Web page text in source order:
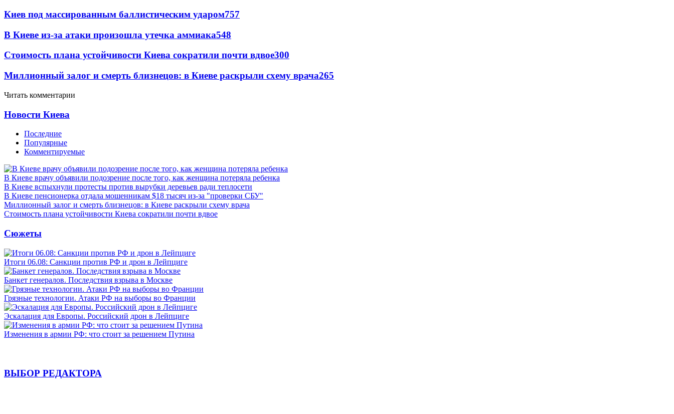
Киев под массированным баллистическим ударом757
В Киеве из-за атаки произошла утечка аммиака548
Стоимость плана устойчивости Киева сократили почти вдвое300
Миллионный залог и смерть близнецов: в Киеве раскрыли схему врача265
Читать комментарии
Новости Киева
Последние
Популярные
Комментируемые
В Киеве врачу объявили подозрение после того, как женщина потеряла ребенка
В Киеве вспыхнули протесты против вырубки деревьев ради теплосети
В Киеве пенсионерка отдала мошенникам $18 тысяч из-за "проверки СБУ"
Миллионный залог и смерть близнецов: в Киеве раскрыли схему врача
Стоимость плана устойчивости Киева сократили почти вдвое
Сюжеты
Итоги 06.08: Санкции против РФ и дрон в Лейпциге
Банкет генералов. Последствия взрыва в Москве
Грязные технологии. Атаки РФ на выборы во Франции
Эскалация для Европы. Российский дрон в Лейпциге
Изменения в армии РФ: что стоит за решением Путина
ВЫБОР РЕДАКТОРА